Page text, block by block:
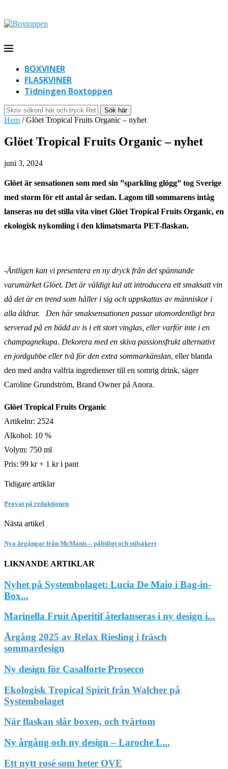
BOXVINER
FLASKVINER
Tidningen Boxtoppen
Sök här
Hem /Glöet Tropical Fruits Organic – nyhet
Glöet Tropical Fruits Organic – nyhet
juni 3, 2024
Glöet är sensationen som med sin ”sparkling glögg” tog Sverige
med storm för ett antal år sedan. Lagom till sommarens intåg
lanseras nu det stilla vita vinet Glöet Tropical Fruits Organic, en
ekologisk nykomling i den klimatsmarta PET-flaskan.
-Äntligen kan vi presentera en ny dryck från det spännande
varumärket Glöet. Det är väldigt kul att introducera ett smaksatt vin
då det är en trend som håller i sig och uppskattas av människor i
alla åldrar. Den här smaksensationen passar utomordentligt bra
serverad på en bädd av is i ett stort vinglas, eller varför inte i en
champagnekupa. Dekorera med en skiva passionsfrukt alternativt
en jordgubbe eller två för den extra sommarkänslan, eller blanda
den med andra valfria ingredienser till en somrig drink, säger
Caroline Grundström, Brand Owner på Anora.
Glöet Tropical Fruits Organic
Artikelnr: 2524
Alkohol: 10 %
Volym: 750 ml
Pris: 99 kr + 1 kr i pant
Tidigare artiklar
Provat på redaktionen
Nästa artikel
Nya årgångar från McManis – pålitligt och stilsäkert
LIKNANDE ARTIKLAR
Nyhet på Systembolaget: Lucia De Maio i Bag-in-
Box...
Marinella Fruit Aperitif återlanseras i ny design i...
Årgång 2025 av Relax Riesling i fräsch
sommardesign
Ny design för Casalforte Prosecco
Ekologisk Tropical Spirit från Walcher på
Systembolaget
När flaskan slår boxen, och tvärtom
Ny årgång och ny design – Laroche L...
Ett nytt rosé som heter OVE